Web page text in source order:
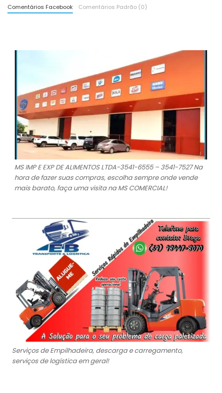
Comentários Facebook Comentários Padrão (0)
MS IMP E EXP DE ALIMENTOS LTDA-3541-6555 – 3541-7527 Na
hora de fazer suas compras, escolha sempre onde vende
mais barato, faça uma visita na MS COMERCIAL!
Serviços de Empilhadeira, descarga e carregamento,
serviços de logística em geral!